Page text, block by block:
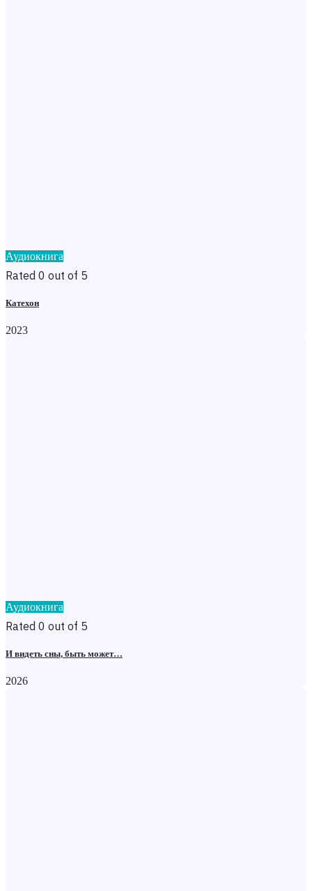
Аудиокнига
Rated 0 out of 5
Катехон
2023
Аудиокнига
Rated 0 out of 5
И видеть сны, быть может…
2026